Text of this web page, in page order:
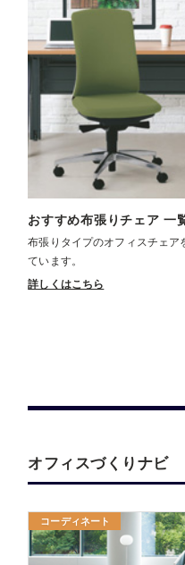
おすすめ布張りチェア 一
布張りタイプのオフィスチェ
ています。
詳しくはこちら
オフィスづくりナビ
コーディネート